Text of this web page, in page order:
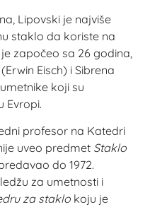
Lipovski je najviše
staklo da koriste na
započeo sa 26 godina,
Eisch) i Sibrena
koji su
Evropi.
profesor na Katedri
uveo predmet Staklo
do 1972.
za umetnosti i
za staklo koju je